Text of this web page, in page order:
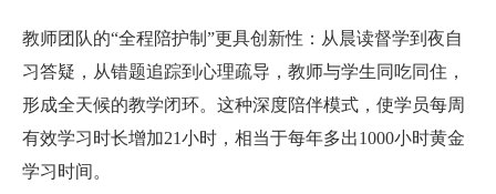
教师团队的“全程陪护制”更具创新性：从晨读督学到夜自
习答疑，从错题追踪到心理疏导，教师与学生同吃同住，
形成全天候的教学闭环。这种深度陪伴模式，使学员每周
有效学习时长增加21小时，相当于每年多出1000小时黄金
学习时间。